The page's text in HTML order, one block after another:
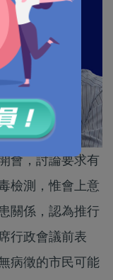
會，討論要求有
檢測，惟會上意
關係，認為推行
行政會議前表
病徵的市民可能